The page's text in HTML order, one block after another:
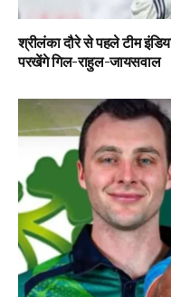
श्रीलंका दौरे से पहले टीम
परखेंगे गिल-राहुल-जायसवाल